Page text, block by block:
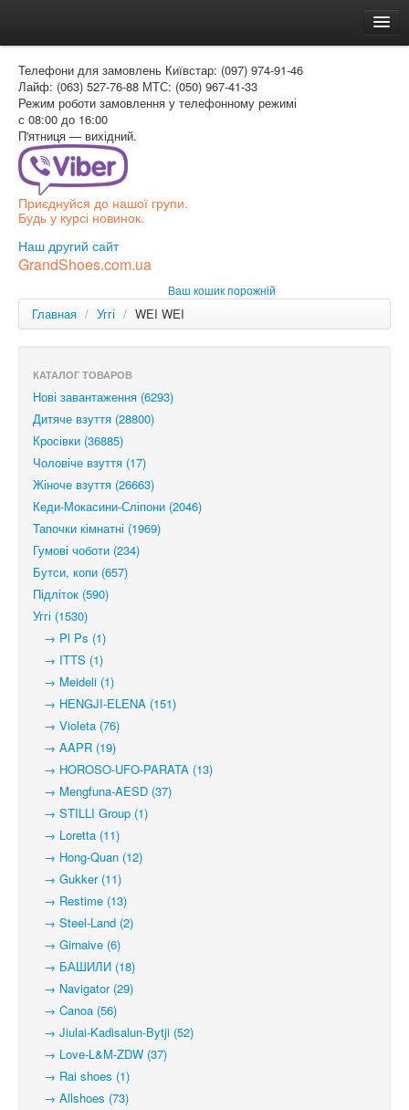
Доставка и оплата
Как заказать
Контакти
Таблиця розмірів
Вхід для покупця
РОС
Телефони для замовлень Київстар: (097) 974-91-46
Лайф: (063) 527-76-88 МТС: (050) 967-41-33
Режим роботи замовлення у телефонному режимі
с 08:00 до 16:00
П'ятниця — вихідний.
Приєднуйся до нашої групи.
Будь у курсі новинок.
Наш другий сайт
GrandShoes.com.ua
Ваш кошик порожній
Главная / Уггі / WEI WEI
КАТАЛОГ ТОВАРОВ
Нові завантаження (6293)
Дитяче взуття (28800)
Кросівки (36885)
Чоловіче взуття (17)
Жіноче взуття (26663)
Кеди-Мокасини-Сліпони (2046)
Тапочки кімнатні (1969)
Гумові чоботи (234)
Бутси, копи (657)
Підліток (590)
Уггі (1530)
→ Pl Ps (1)
→ ITTS (1)
→ Meideli (1)
→ HENGJI-ELENA (151)
→ Violeta (76)
→ AAPR (19)
→ HOROSO-UFO-PARATA (13)
→ Mengfuna-AESD (37)
→ STILLI Group (1)
→ Loretta (11)
→ Hong-Quan (12)
→ Gukker (11)
→ Restime (13)
→ Steel-Land (2)
→ Girnaive (6)
→ БАШИЛИ (18)
→ Navigator (29)
→ Canoa (56)
→ Jiulai-Kadisalun-Bytji (52)
→ Love-L&M-ZDW (37)
→ Rai shoes (1)
→ Allshoes (73)